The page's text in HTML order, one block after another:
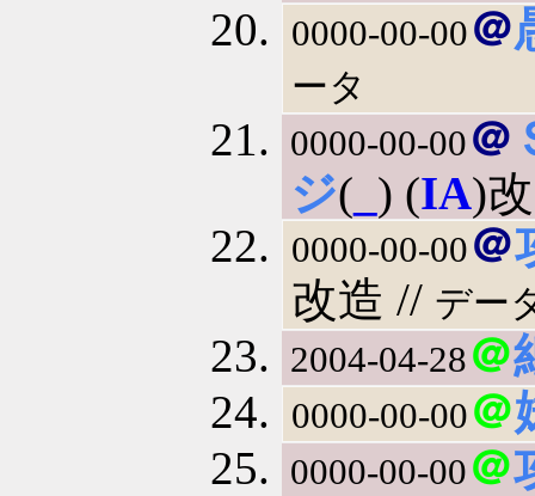
0000-00-00＠
ータ
0000-00-00＠
ジ( ) (IA)
0000-00-00＠
改造 // デー
2004-04-28＠
0000-00-00＠
0000-00-00＠